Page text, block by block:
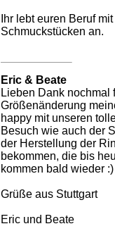
Ihr lebt euren Beruf
Schmuckstücken an.
Eric & Beate
Lieben Dank nochmal
Größenänderung
happy mit unseren
Besuch wie auch der
der Herstellung der
bekommen, die bis
kommen bald wieder :)
Grüße aus Stuttgart
Eric und Beate